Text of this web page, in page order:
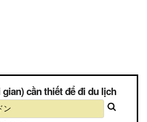
cần thiết để đi du lịch